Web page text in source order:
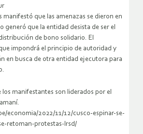
manifestó que las amenazas se dieron en
generó que la entidad desista de ser el
de bono solidario. El
impondrá el principio de autoridad y
en busca de otra entidad ejecutora para
los manifestantes son liderados por el
economia/2022/11/12/cusco-espinar-se-
retoman-protestas-lrsd/